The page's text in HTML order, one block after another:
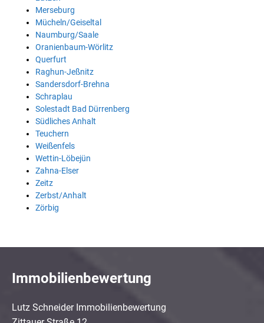
Merseburg
Mücheln/Geiseltal
Naumburg/Saale
Oranienbaum-Wörlitz
Querfurt
Raghun-Jeßnitz
Sandersdorf-Brehna
Schraplau
Solestadt Bad Dürrenberg
Südliches Anhalt
Teuchern
Weißenfels
Wettin-Löbejün
Zahna-Elser
Zeitz
Zerbst/Anhalt
Zörbig
Immobilienbewertung
Lutz Schneider Immobilienbewertung